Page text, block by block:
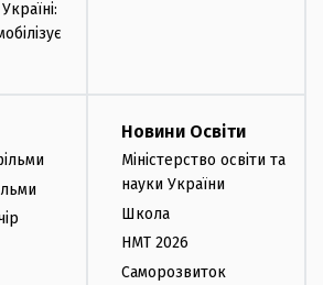
Новини Освіти
Міністерство освіти та
науки України
Школа
НМТ 2026
Саморозвиток